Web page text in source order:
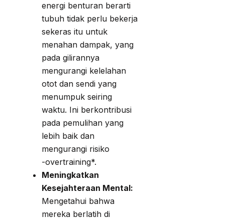
energi benturan berarti
tubuh tidak perlu bekerja
sekeras itu untuk
menahan dampak, yang
pada gilirannya
mengurangi kelelahan
otot dan sendi yang
menumpuk seiring
waktu. Ini berkontribusi
pada pemulihan yang
lebih baik dan
mengurangi risiko
-overtraining*.
Meningkatkan
Kesejahteraan Mental:
Mengetahui bahwa
mereka berlatih di